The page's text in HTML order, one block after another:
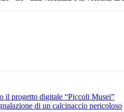
il progetto digitale “Piccoli Musei”
di un calcinaccio pericoloso